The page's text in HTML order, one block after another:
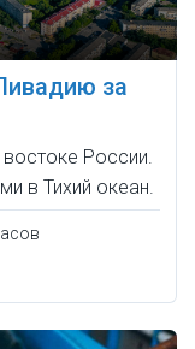
за
России.
в Тихий океан.